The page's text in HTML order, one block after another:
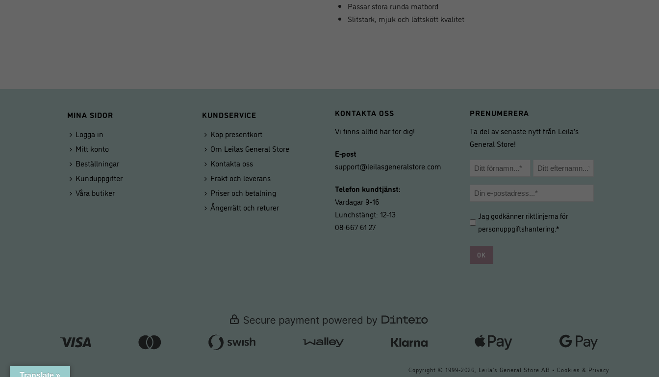
Passar stora runda matbord
Slitstark, mjuk och lättskött kvalitet
MINA SIDOR
Logga in
Mitt konto
Beställningar
Kunduppgifter
Våra butiker
KUNDSERVICE
Köp presentkort
Om Leilas General Store
Kontakta oss
Frakt och leverans
Priser och betalning
Ångerrätt och returer
KONTAKTA OSS
Vi finns alltid här för dig!
E-post
support@leilasgeneralstore.com
Telefon kundtjänst:
Vardagar 9-16
Lunchstängt: 12-13
08-667 61 27
PRENUMERERA
Ta del av senaste nytt från Leila’s
General Store!
Namn
E-
Hantering
av
*
Jag godkänner riktlinjerna för
personuppgiftshantering .*
Copyright © 1999-2026, Leila's General Store AB • Cookies & Privacy
Translate »